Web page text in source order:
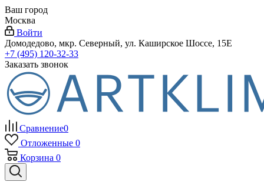
Ваш город
Москва
Войти
Домодедово, мкр. Северный, ул. Каширское Шоссе, 15Е
+7 (495) 120-32-33
Заказать звонок
Сравнение0
Отложенные 0
Корзина 0